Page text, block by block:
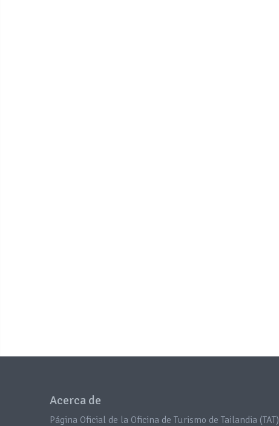
Acerca de
Página Oficial de la Oficina de Turismo de Tailandia (TAT)